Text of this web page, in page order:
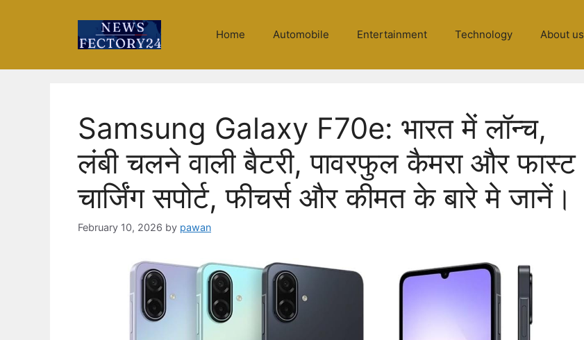
Home Automobile Entertainment Technology About us
Samsung Galaxy F70e: भारत में लॉन्च,
लंबी चलने वाली बैटरी, पावरफुल कैमरा और फास्ट
चार्जिंग सपोर्ट, फीचर्स और कीमत के बारे मे जानें।
February 10, 2026 by pawan